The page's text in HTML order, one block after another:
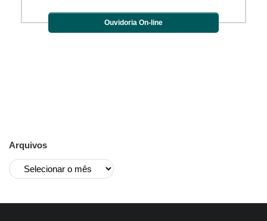
Ouvidoria On-line
Arquivos